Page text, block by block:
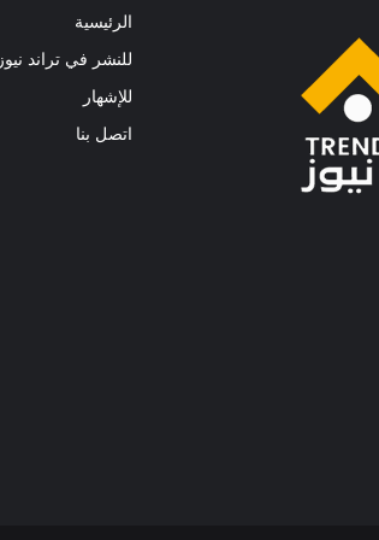
الرئيسية
للنشر في تراند نيوز
للإشهار
اتصل بنا